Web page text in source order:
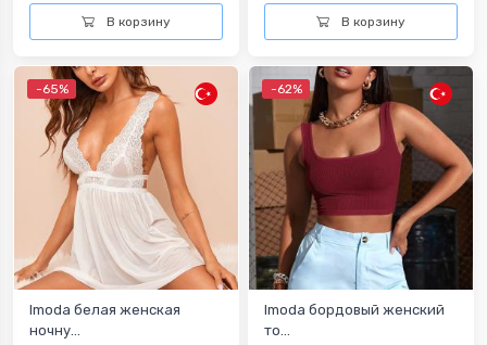
В корзину В корзину
-65%
Imoda белая женская
ночну...
-62%
Imoda бордовый женский
то...